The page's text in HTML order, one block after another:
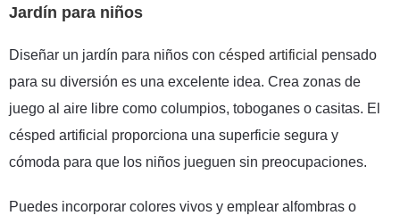
Jardín para niños
Diseñar un jardín para niños con césped artificial pensado
para su diversión es una excelente idea. Crea zonas de
juego al aire libre como columpios, toboganes o casitas. El
césped artificial proporciona una superficie segura y
cómoda para que los niños jueguen sin preocupaciones.
Puedes incorporar colores vivos y emplear alfombras o